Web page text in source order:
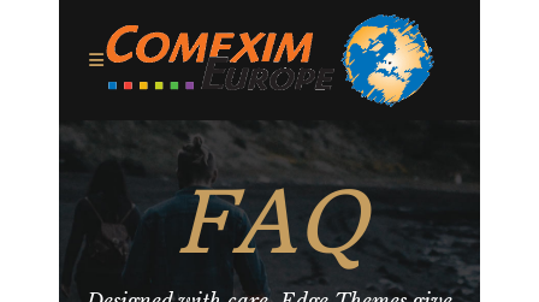
FAQ